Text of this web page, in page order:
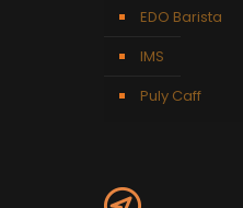
EDO Barista
IMS
Puly Caff